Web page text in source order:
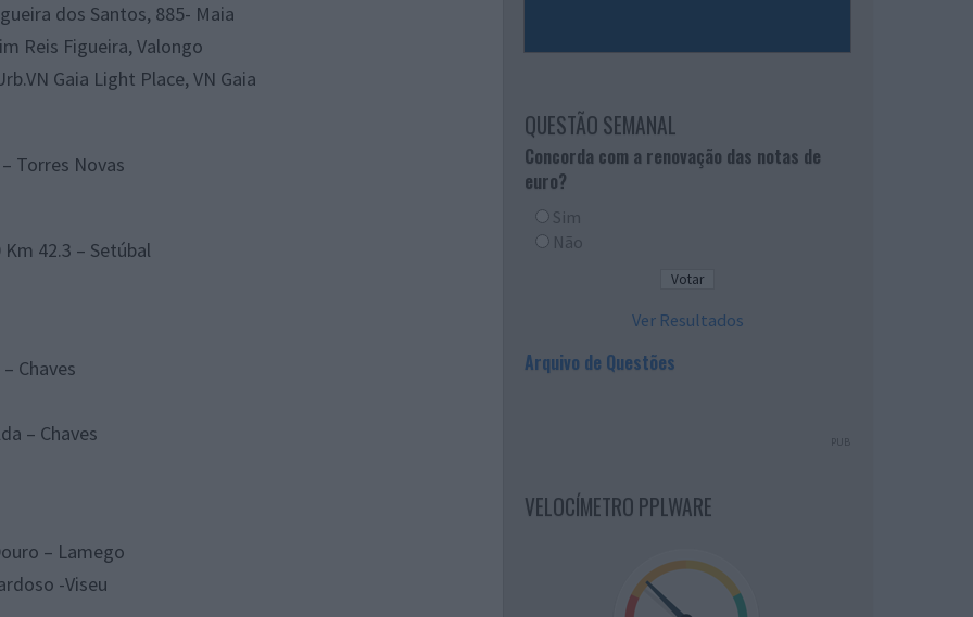
dos Santos, 885- Maia
Reis Figueira, Valongo
Gaia Light Place, VN Gaia
Torres Novas
42.3 – Setúbal
Chaves
– Chaves
– Lamego
-Viseu
QUESTÃO SEMANAL
Concorda com a renovação das notas de
euro?
Sim
Não
Ver Resultados
Arquivo de Questões
PUB
VELOCÍMETRO PPLWARE